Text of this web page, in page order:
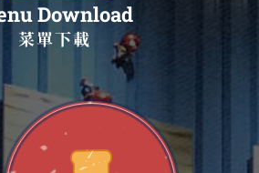
Download
菜單下載